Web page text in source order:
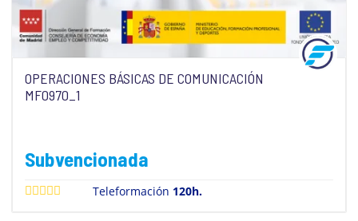
OPERACIONES BÁSICAS DE COMUNICACIÓN
MF0970_1
Subvencionada
Teleformación 120h.